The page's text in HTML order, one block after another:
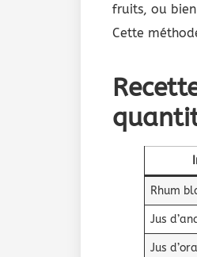
fruits, ou
Cette
Rhum
Jus
Jus